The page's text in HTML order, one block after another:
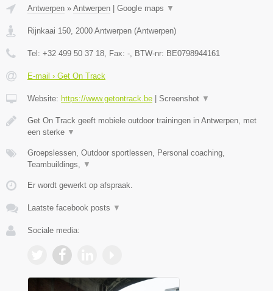
Antwerpen » Antwerpen Google maps ▼
Rijnkaai 150, 2000 Antwerpen (Antwerpen)
Tel: +32 499 50 37 18, Fax: -, BTW-nr: BE0798944161
E-mail › Get On Track
Website: https://www.getontrack.be Screenshot ▼
Get On Track geeft mobiele outdoor trainingen in Antwerpen, met
een sterke ▼
Groepslessen, Outdoor sportlessen, Personal coaching,
Teambuildings, ▼
Er wordt gewerkt op afspraak.
Laatste facebook posts ▼
Sociale media: